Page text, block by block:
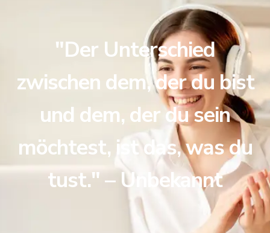
"Der Unterschied
zwischen dem, der du bist
und dem, der du sein
möchtest, ist das, was du
tust." – Unbekannt